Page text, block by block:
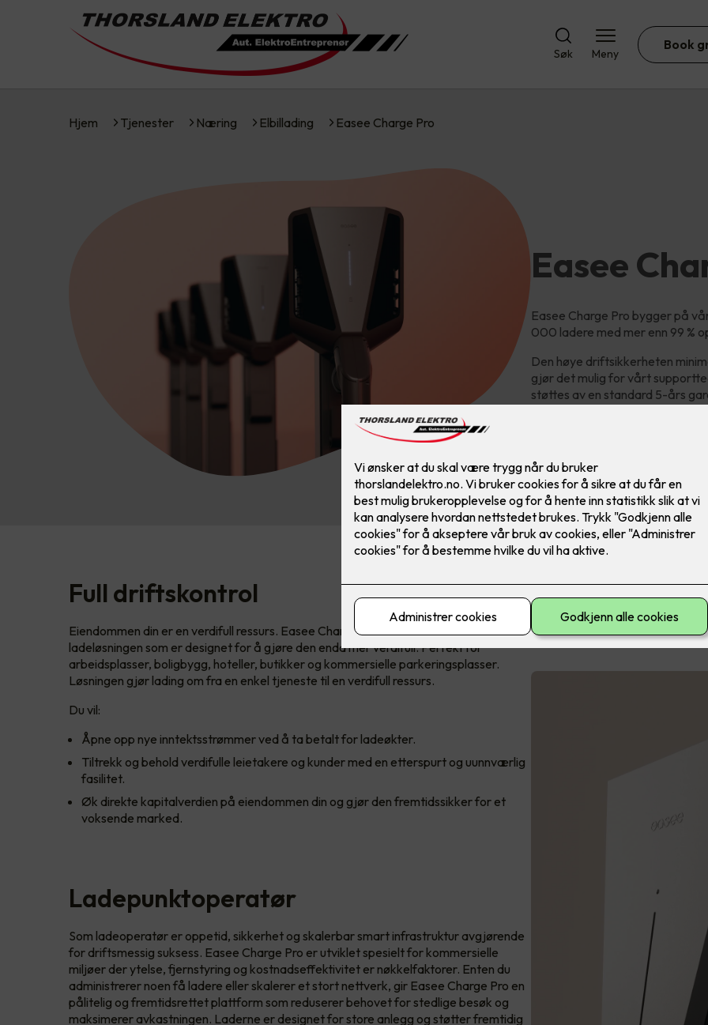
Søk Meny
Book
Hjem Tjenester Næring Elbillading Easee Charge Pro
Easee
Easee Charge Pro bygger på
000 ladere med mer enn 99 %
Den høye driftsikkerheten
gjør det mulig for vårt
støttes av en standard 5-års
Full driftskontrol
Eiendommen din er en verdifull ressurs. Easee Charge Pro er den profesjonelle
ladeløsningen som er designet for å gjøre den enda mer verdifull. Perfekt for
arbeidsplasser, boligbygg, hoteller, butikker og kommersielle parkeringsplasser.
Løsningen gjør lading om fra en enkel tjeneste til en verdifull ressurs.
Du vil:
Åpne opp nye inntektsstrømmer ved å ta betalt for ladeøkter.
Tiltrekk og behold verdifulle leietakere og kunder med en etterspurt og uunnværlig
fasilitet.
Øk direkte kapitalverdien på eiendommen din og gjør den fremtidssikker for et
voksende marked.
Ladepunktoperatør
Som ladeoperatør er oppetid, sikkerhet og skalerbar smart infrastruktur avgjørende
for driftsmessig suksess. Easee Charge Pro er utviklet spesielt for kommersielle
miljøer der ytelse, fjernstyring og kostnadseffektivitet er nøkkelfaktorer. Enten du
administrerer noen få ladere eller skalerer et stort nettverk, gir Easee Charge Pro en
pålitelig og fremtidsrettet plattform som reduserer behovet for stedlige besøk og
maksimerer avkastningen. Laderne er designet for store anlegg og støtter fremtidig